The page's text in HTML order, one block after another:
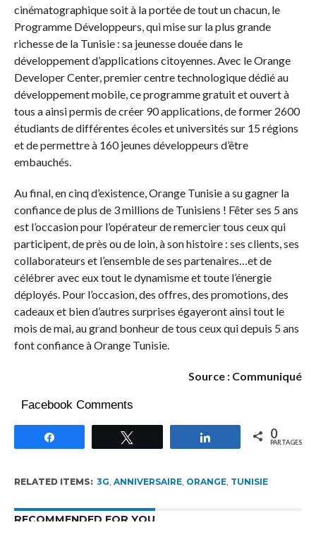
cinématographique soit à la portée de tout un chacun, le
Programme Développeurs, qui mise sur la plus grande
richesse de la Tunisie : sa jeunesse douée dans le
développement d’applications citoyennes. Avec le Orange
Developer Center, premier centre technologique dédié au
développement mobile, ce programme gratuit et ouvert à
tous a ainsi permis de créer 90 applications, de former 2600
étudiants de différentes écoles et universités sur 15 régions
et de permettre à 160 jeunes développeurs d’être
embauchés.
Au final, en cinq d’existence, Orange Tunisie a su gagner la
confiance de plus de 3 millions de Tunisiens ! Fêter ses 5 ans
est l’occasion pour l’opérateur de remercier tous ceux qui
participent, de près ou de loin, à son histoire : ses clients, ses
collaborateurs et l’ensemble de ses partenaires…et de
célébrer avec eux tout le dynamisme et toute l’énergie
déployés. Pour l’occasion, des offres, des promotions, des
cadeaux et bien d’autres surprises égayeront ainsi tout le
mois de mai, au grand bonheur de tous ceux qui depuis 5 ans
font confiance à Orange Tunisie.
Source : Communiqué
Facebook Comments
Partagez 0
PARTAGES
RELATED ITEMS: 3G, ANNIVERSAIRE, ORANGE, TUNISIE
RECOMMENDED FOR YOU